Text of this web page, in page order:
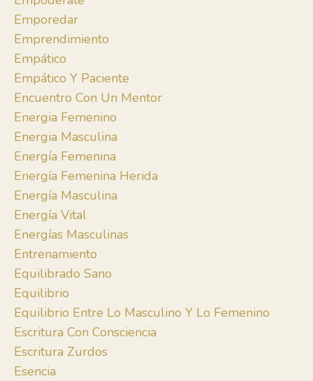
Emporedar
Emprendimiento
Empático
Empático Y Paciente
Encuentro Con Un Mentor
Energia Femenino
Energia Masculina
Energía Femenina
Energía Femenina Herida
Energía Masculina
Energía Vital
Energías Masculinas
Entrenamiento
Equilibrado Sano
Equilibrio
Equilibrio Entre Lo Masculino Y Lo Femenino
Escritura Con Consciencia
Escritura Zurdos
Esencia